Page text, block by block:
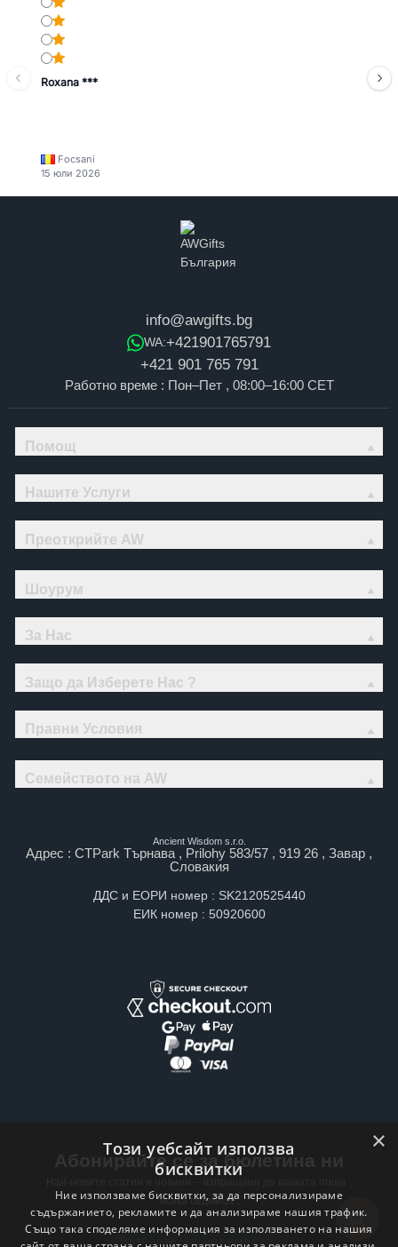
Roxana ***
Focsani
15 юли 2026
info@awgifts.bg
WA:+421901765791
+421 901 765 791
Работно време : Пон–Пет , 08:00–16:00 CET
Помощ
Нашите Услуги
Преоткрийте AW
Шоурум
За Нас
Защо да Изберете Нас ?
Правни Условия
Семейството на AW
Ancient Wisdom s.r.o.
Адрес : CTPark Търнава , Prilohy 583/57 , 919 26 , Завар ,
Словакия
ДДС и ЕОРИ номер : SK2120525440
ЕИК номер : 50920600
Абонирайте се за бюлетина ни
всяка седмица .
Email address
×
Този уебсайт използва
бисквитки
Ние използваме бисквитки, за да персонализираме
съдържанието, рекламите и да анализираме нашия трафик.
Също така споделяме информация за използването на нашия